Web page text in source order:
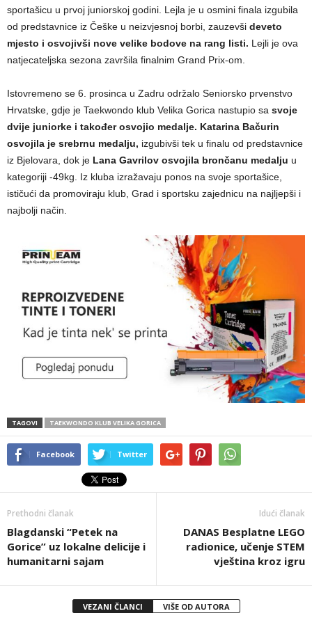
sportašicu u prvoj juniorskoj godini. Lejla je u osmini finala izgubila
od predstavnice iz Češke u neizvjesnoj borbi, zauzevši deveto
mjesto i osvojivši nove velike bodove na rang listi. Lejli je ova
natjecateljska sezona završila finalnim Grand Prix-om.
Istovremeno se 6. prosinca u Zadru održalo Seniorsko prvenstvo
Hrvatske, gdje je Taekwondo klub Velika Gorica nastupio sa svoje
dvije juniorke i također osvojio medalje. Katarina Bačurin
osvojila je srebrnu medalju, izgubivši tek u finalu od predstavnice
iz Bjelovara, dok je Lana Gavrilov osvojila brončanu medalju u
kategoriji -49kg. Iz kluba izražavaju ponos na svoje sportašice,
ističući da promoviraju klub, Grad i sportsku zajednicu na najljepši i
najbolji način.
TAGOVI TAEKWONDO KLUB VELIKA GORICA
Facebook Twitter
Prethodni članak
Blagdanski “Petek na
Gorice” uz lokalne delicije i
humanitarni sajam
Idući članak
DANAS Besplatne LEGO
radionice, učenje STEM
vještina kroz igru
VEZANI ČLANCI VIŠE OD AUTORA